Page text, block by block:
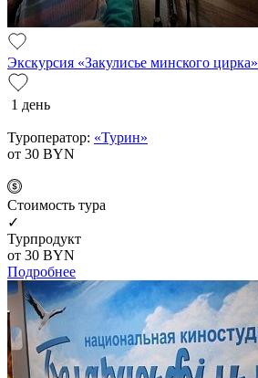
Экскурсия «Закулисье минского цирка»
1 день
Туроператор: «Турин»
от 30 BYN
Cтоимость тура
✓
Турпродукт
от 30 BYN
Подробнее